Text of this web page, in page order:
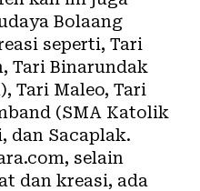
Bolaang
seperti, Tari
Tari Binarundak
Tari Maleo, Tari
(SMA Katolik
dan Sacaplak.
selain
dan kreasi, ada